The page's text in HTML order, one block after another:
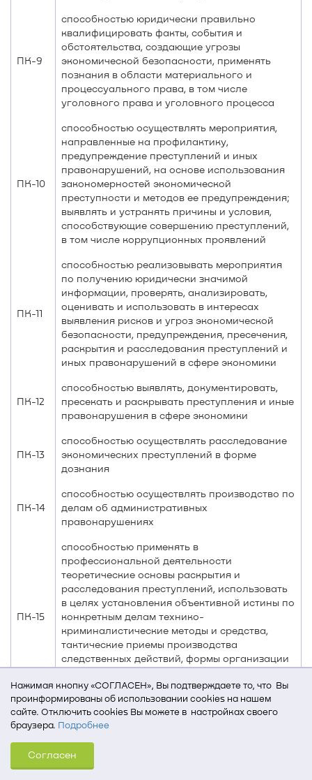
Нажимая кнопку «СОГЛАСЕН», Вы подтверждаете то, что Вы
проинформированы об использовании cookies на нашем
сайте. Отключить cookies Вы можете в настройках своего
браузера. Подробнее
Для того, чтобы мы могли качественно предоставить Вам
услуги, мы используем cookies, которые сохраняются
на Вашем компьютере (Сведения о местоположении; ip-адрес;
Согласен
ПК-9
способностью юридически правильно
квалифицировать факты, события и
обстоятельства, создающие угрозы
экономической безопасности, применять
познания в области материального и
процессуального права, в том числе
уголовного права и уголовного процесса
ПК-10
способностью осуществлять мероприятия,
направленные на профилактику,
предупреждение преступлений и иных
правонарушений, на основе использования
закономерностей экономической
преступности и методов ее предупреждения;
выявлять и устранять причины и условия,
способствующие совершению преступлений,
в том числе коррупционных проявлений
ПК-11
способностью реализовывать мероприятия
по получению юридически значимой
информации, проверять, анализировать,
оценивать и использовать в интересах
выявления рисков и угроз экономической
безопасности, предупреждения, пресечения,
раскрытия и расследования преступлений и
иных правонарушений в сфере экономики
ПК-12
способностью выявлять, документировать,
пресекать и раскрывать преступления и иные
правонарушения в сфере экономики
ПК-13
способностью осуществлять расследование
экономических преступлений в форме
дознания
ПК-14
способностью осуществлять производство по
делам об административных
правонарушениях
ПК-15
способностью применять в
профессиональной деятельности
теоретические основы раскрытия и
расследования преступлений, использовать
в целях установления объективной истины по
конкретным делам технико-
криминалистические методы и средства,
тактические приемы производства
следственных действий, формы организации
и методику раскрытия и расследования
отдельных видов и групп преступлений
способностью использовать при решении
профессиональных задач особенности
мероприятий в соответствии со спецификой
будущей профессиональной деятельности